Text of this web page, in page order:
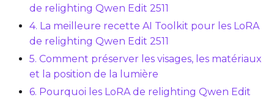
Weight Decay
Timestep Type
de relighting Qwen Edit 2511
4. La meilleure recette AI Toolkit pour les LoRA
de relighting Qwen Edit 2511
5. Comment préserver les visages, les matériaux
et la position de la lumière
6. Pourquoi les LoRA de relighting Qwen Edit